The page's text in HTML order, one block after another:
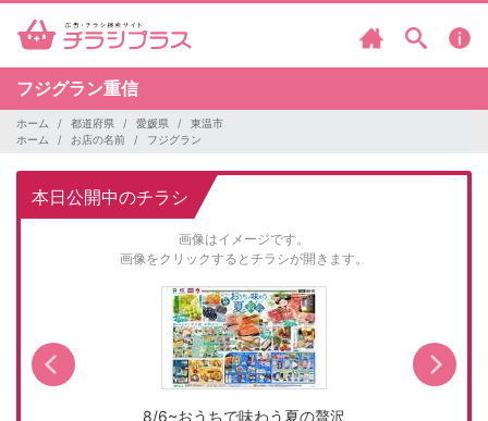
フジグラン重信
ホーム 都道府県 愛媛県
東温市
ホーム
お店の名前 フジグラン
本日公開中のチラシ
画像はイメージです。
画像をクリックするとチラシが開きます。
8/6~おうちで味わう夏の贅沢